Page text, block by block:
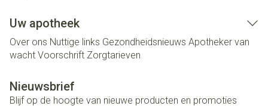
Uw apotheek
Over ons Nuttige links Gezondheidsnieuws Apotheker van
wacht Voorschrift Zorgtarieven
Nieuwsbrief
Blijf op de hoogte van nieuwe producten en promoties